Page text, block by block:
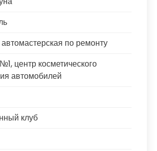
по ремонту
центр косметического
автомобилей
клуб